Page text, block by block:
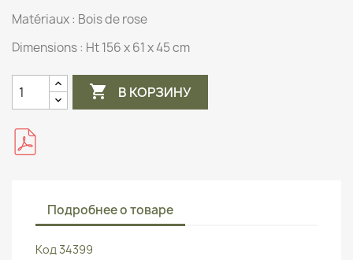
Matériaux : Bois de rose
Dimensions : Ht 156 x 61 x 45 cm
 В КОРЗИНУ
Подробнее о товаре
Код34399